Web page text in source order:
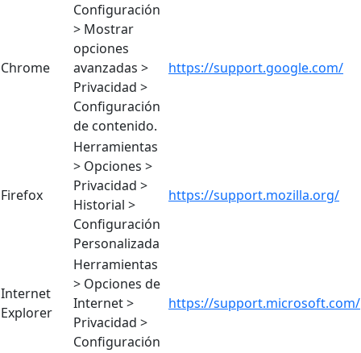
Chrome
Configuración
> Mostrar
opciones
avanzadas >
Privacidad >
Configuración
de contenido.
https://support.google.com/
Firefox
Herramientas
> Opciones >
Privacidad >
Historial >
Configuración
Personalizada
https://support.mozilla.org/
Internet
Explorer
Herramientas
> Opciones de
Internet >
Privacidad >
Configuración
https://support.microsoft.com/